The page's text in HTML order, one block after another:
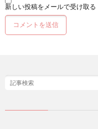
新しい投稿をメールで受け取る